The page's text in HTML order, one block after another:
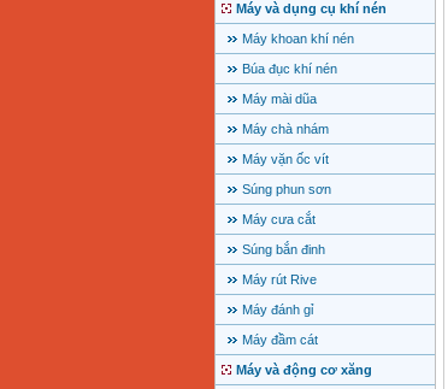
Máy và dụng cụ khí nén
Máy khoan khí nén
Búa đục khí nén
Máy mài dũa
Máy chà nhám
Máy vặn ốc vít
Súng phun sơn
Máy cưa cắt
Súng bắn đinh
Máy rút Rive
Máy đánh gỉ
Máy đầm cát
Máy và động cơ xăng